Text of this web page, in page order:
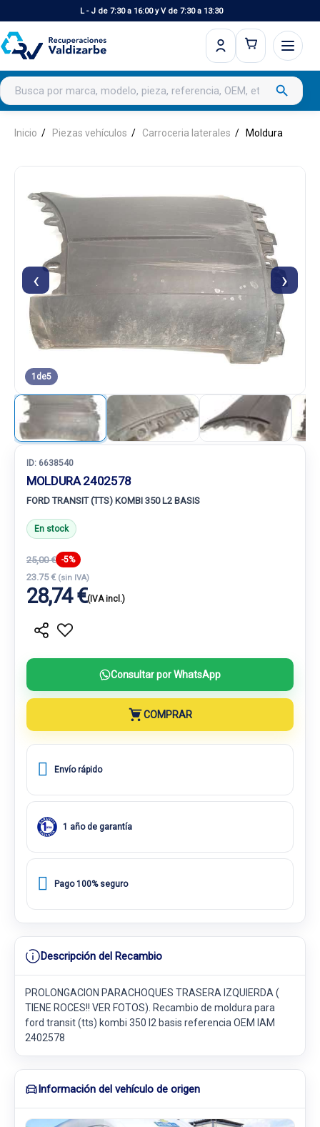
L - J de 7:30 a 16:00 y V de 7:30 a 13:30
Buscar productos search
Inicio Piezas vehículos Carroceria laterales Moldura
‹ ›
1 de5
ID: 6638540
MOLDURA 2402578
FORD TRANSIT (TTS) KOMBI 350 L2 BASIS
En stock
25,00 € -5%
23.75 € (sin IVA)
28,74 €(IVA incl.)
Consultar por WhatsApp
COMPRAR
Envío rápido
1 año de garantía
Pago 100% seguro
Descripción del Recambio
PROLONGACION PARACHOQUES TRASERA IZQUIERDA (
TIENE ROCES!! VER FOTOS). Recambio de moldura para
ford transit (tts) kombi 350 l2 basis referencia OEM IAM
2402578
Información del vehículo de origen